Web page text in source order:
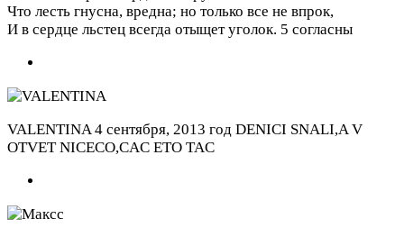
Что лесть гнусна, вредна; но только все не впрок,
И в сердце льстец всегда отыщет уголок. 5 согласны
VALENTINA 4 сентября, 2013 год DENICI SNALI,A V
OTVET NICECO,CAC ETO TAC